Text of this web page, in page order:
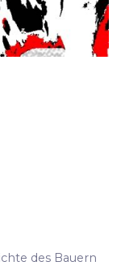
des Bauern